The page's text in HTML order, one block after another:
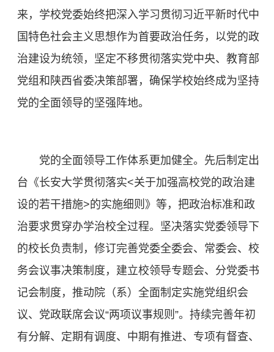
来，学校党委始终把深入学习贯彻习近平新时代中
国特色社会主义思想作为首要政治任务，以党的政
治建设为统领，坚定不移贯彻落实党中央、教育部
党组和陕西省委决策部署，确保学校始终成为坚持
党的全面领导的坚强阵地。
党的全面领导工作体系更加健全。先后制定出
台《长安大学贯彻落实<关于加强高校党的政治建
设的若干措施>的实施细则》等，把政治标准和政
治要求贯穿办学治校全过程。坚决落实党委领导下
的校长负责制，修订完善党委全委会、常委会、校
务会议事决策制度，建立校领导专题会、分党委书
记会制度，推动院（系）全面制定实施党组织会
议、党政联席会议“两项议事规则”。持续完善年初
有分解、定期有调度、中期有推进、专项有督查、